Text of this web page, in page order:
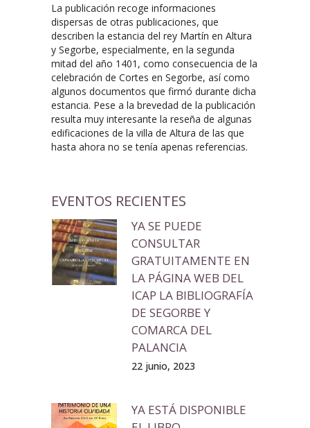
La publicación recoge informaciones
dispersas de otras publicaciones, que
describen la estancia del rey Martín en Altura
y Segorbe, especialmente, en la segunda
mitad del año 1401, como consecuencia de la
celebración de Cortes en Segorbe, así como
algunos documentos que firmó durante dicha
estancia. Pese a la brevedad de la publicación
resulta muy interesante la reseña de algunas
edificaciones de la villa de Altura de las que
hasta ahora no se tenía apenas referencias.
EVENTOS RECIENTES
YA SE PUEDE
CONSULTAR
GRATUITAMENTE EN
LA PÁGINA WEB DEL
ICAP LA BIBLIOGRAFÍA
DE SEGORBE Y
COMARCA DEL
PALANCIA
22 junio, 2023
YA ESTÁ DISPONIBLE